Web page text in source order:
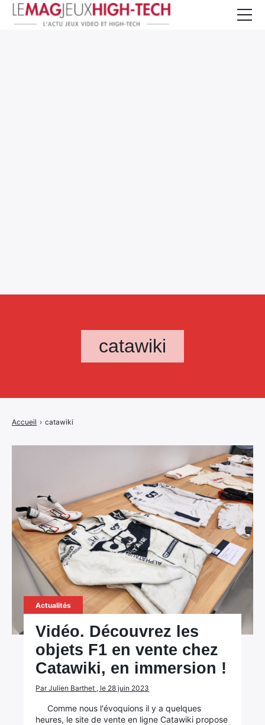
catawiki
Accueil › catawiki
Actualités
Vidéo. Découvrez les
objets F1 en vente chez
Catawiki, en immersion !
Par Julien Barthet , le 28 juin 2023
Comme nous l'évoquions il y a quelques
heures, le site de vente en ligne Catawiki propose